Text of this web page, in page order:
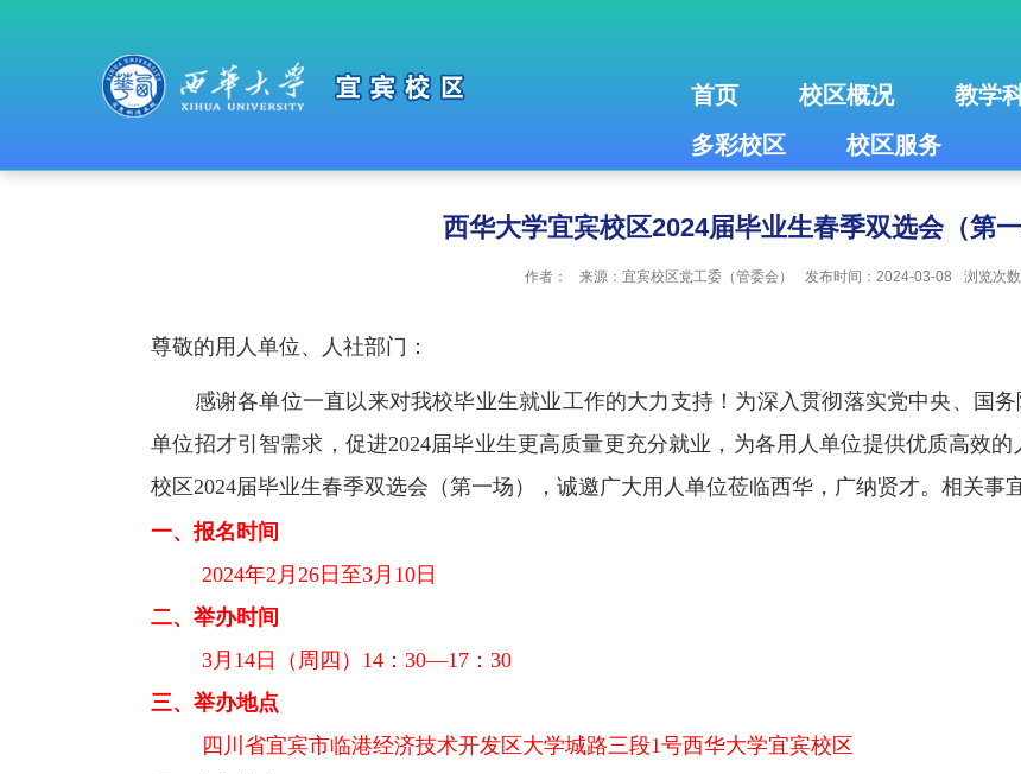
首页 校区概况 教学
多彩校区
校区服务
西华大学宜宾校区2024届毕业生春季双选会（第
作者： 来源：宜宾校区党工委（管委会） 发布时间：2024-03-08 浏览次数
尊敬的用人单位、人社部门：
感谢各单位一直以来对我校毕业生就业工作的大力支持！为深入贯彻落实党中央、国
单位招才引智需求，促进2024届毕业生更高质量更充分就业，为各用人单位提供优质高效
校区2024届毕业生春季双选会（第一场），诚邀广大用人单位莅临西华，广纳贤才。相关事
一、报名时间
2024年2 月 26日至3月 10日
二、举办时间
3月 14日（周四） 14： 30—17： 30
三、举办地点
四川省宜宾市临港经济技术开发区大学城路三段1号西华大学宜宾校区